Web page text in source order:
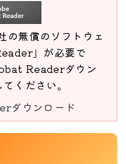
無償のソフトウェ
」が必要で
Readerダウン
ください。
ダウンロード